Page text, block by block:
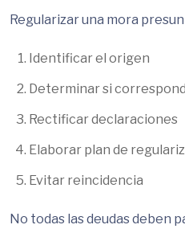
Regularizar una mora
Identificar el origen
Determinar si
Rectificar declaraciones
Elaborar plan de
Evitar reincidencia
No todas las deudas deben